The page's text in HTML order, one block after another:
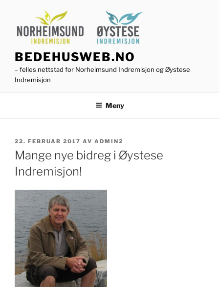
innhold
BEDEHUSWEB.NO
– felles nettstad for Norheimsund Indremisjon og Øystese
Indremisjon
Meny
PUBLISERT
22. FEBRUAR 2017 AV ADMIN2
Mange nye bidreg i Øystese
Indremisjon!